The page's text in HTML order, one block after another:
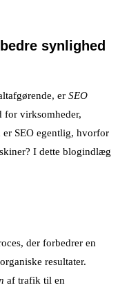
synlighed
er SEO
for virksomheder,
SEO egentlig, hvorfor
I dette blogindlæg
der forbedrer en
resultater.
af trafik til en